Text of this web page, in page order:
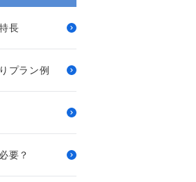
長
プラン例
要？